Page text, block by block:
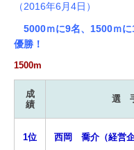
（2016年6月4日）
5000ｍに9名、1500ｍに
優勝！
1500m
成
績
選
1位 西岡 喬介（経営企